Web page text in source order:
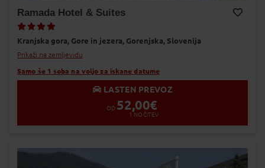
Ramada Hotel & Suites
Kranjska gora, Gore in jezera, Gorenjska, Slovenija
Prikaži na zemljevidu
Samo še 1 soba na voljo za iskane datume
LASTEN PREVOZ
OD 52,00€
1 NOČITEV